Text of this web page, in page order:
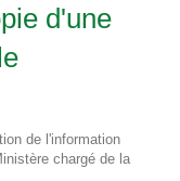
d'une
de l'information
chargé de la